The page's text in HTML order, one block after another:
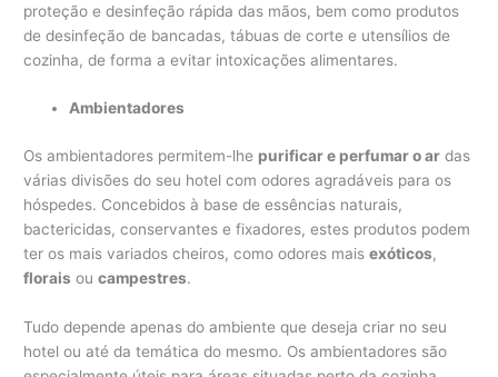
proteção e desinfeção rápida das mãos, bem como produtos
de desinfeção de bancadas, tábuas de corte e utensílios de
cozinha, de forma a evitar intoxicações alimentares.
Ambientadores
Os ambientadores permitem-lhe purificar e perfumar o ar das
várias divisões do seu hotel com odores agradáveis para os
hóspedes. Concebidos à base de essências naturais,
bactericidas, conservantes e fixadores, estes produtos podem
ter os mais variados cheiros, como odores maisexóticos,
florais oucampestres.
Tudo depende apenas do ambiente que deseja criar no seu
hotel ou até da temática do mesmo. Os ambientadores são